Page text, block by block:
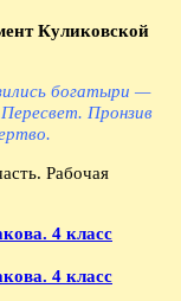
Куликовской
богатыри —
Пронзив
4 класс
4 класс